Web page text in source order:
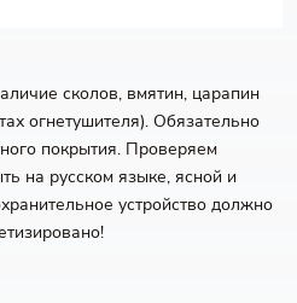
сколов, вмятин, царапин
огнетушителя). Обязательно
покрытия. Проверяем
на русском языке, ясной и
устройство должно